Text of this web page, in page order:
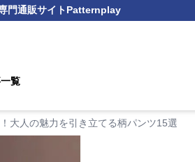
門通販サイトPatternplay
覧
大人の魅力を引き立てる柄パンツ15選